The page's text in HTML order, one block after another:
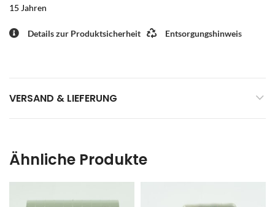
15 Jahren
Details zur Produktsicherheit Entsorgungshinweis
VERSAND & LIEFERUNG
Ähnliche Produkte